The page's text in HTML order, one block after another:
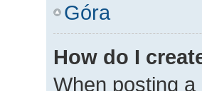
Góra
How do I
When posting